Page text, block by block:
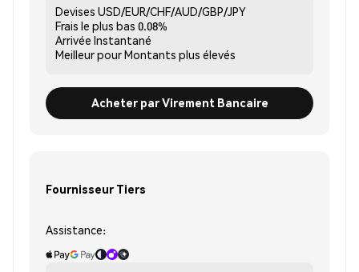
Devises USD/EUR/CHF/AUD/GBP/JPY
Frais le plus bas 0.08%
Arrivée Instantané
Meilleur pourMontants plus élevés
Acheter par Virement Bancaire
Fournisseur Tiers
Assistance: